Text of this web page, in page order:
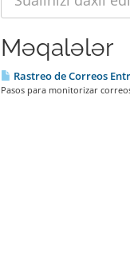
Məqalələr
Rastreo de Correos
Pasos para monitorizar